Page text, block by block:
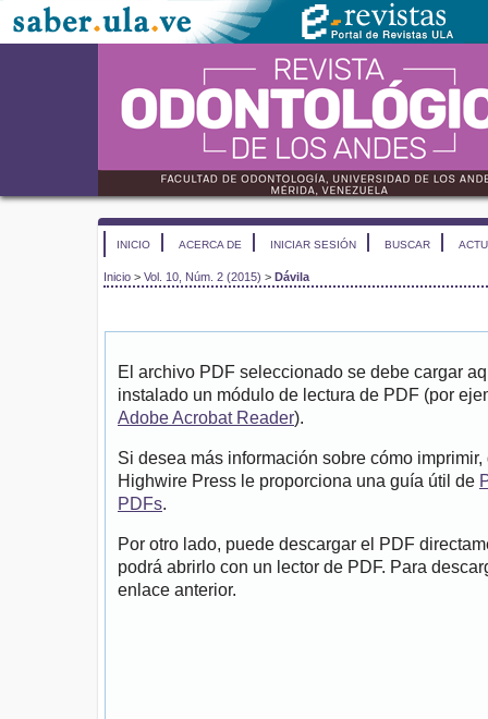
INICIO ACERCA DE INICIAR SESIÓN BUSCAR
Inicio > Vol. 10, Núm. 2 (2015) > Dávila
El archivo PDF seleccionado se debe cargar
instalado un módulo de lectura de PDF (por
Adobe Acrobat Reader).
Si desea más información sobre cómo
Highwire Press le proporciona una guía útil de
PDFs.
Por otro lado, puede descargar el PDF
podrá abrirlo con un lector de PDF. Para
enlace anterior.